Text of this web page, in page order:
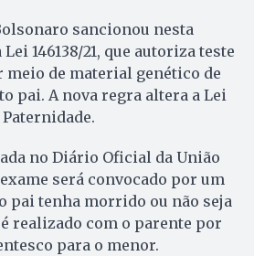
sancionou nesta
146138/21, que autoriza teste
meio de material genético de
pai. A nova regra altera a Lei
no Diário Oficial da União
será convocado por um
pai tenha morrido ou não seja
realizado com o parente por
para o menor.